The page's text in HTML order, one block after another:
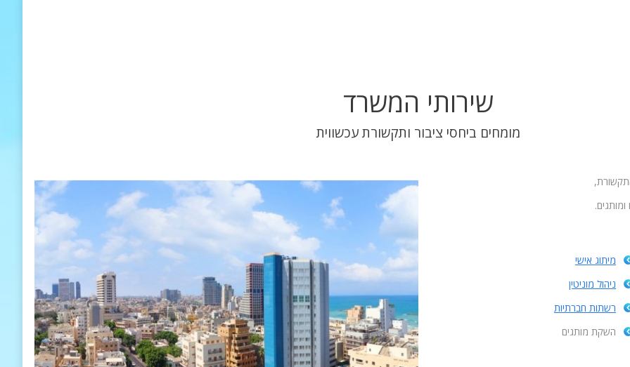
שירותי המשרד
מומחים ביחסי ציבור ותקשורת עכשווית
מיתוג אישי
ניהול מוניטין
רשתות חברתיות
השקת מותגים